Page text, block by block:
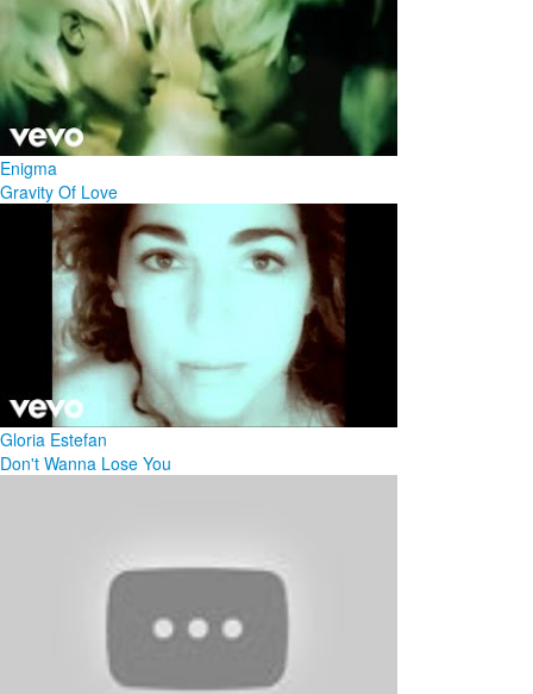
Enigma
Gravity Of Love
Gloria Estefan
Don't Wanna Lose You